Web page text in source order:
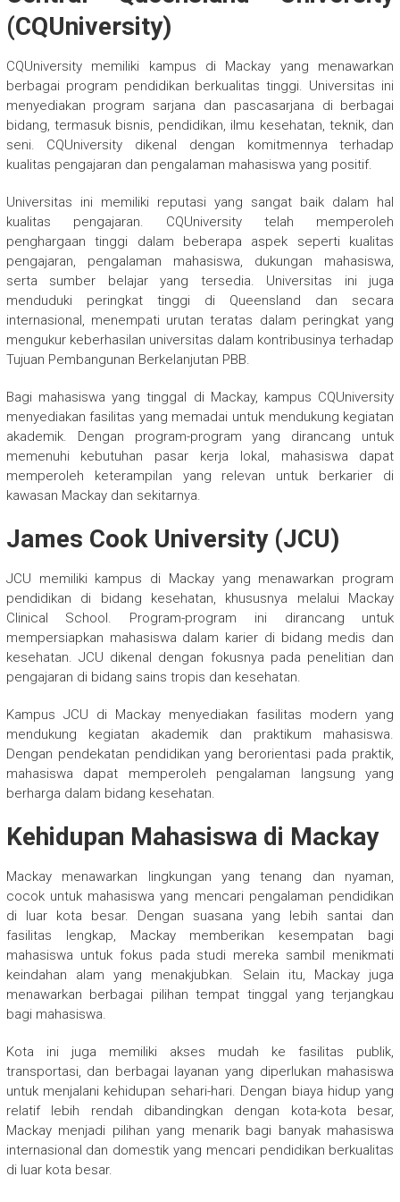
(CQUniversity)
CQUniversity memiliki kampus di Mackay yang menawarkan
berbagai program pendidikan berkualitas tinggi. Universitas ini
menyediakan program sarjana dan pascasarjana di berbagai
bidang, termasuk bisnis, pendidikan, ilmu kesehatan, teknik, dan
seni. CQUniversity dikenal dengan komitmennya terhadap
kualitas pengajaran dan pengalaman mahasiswa yang positif.
Universitas ini memiliki reputasi yang sangat baik dalam hal
kualitas pengajaran. CQUniversity telah memperoleh
penghargaan tinggi dalam beberapa aspek seperti kualitas
pengajaran, pengalaman mahasiswa, dukungan mahasiswa,
serta sumber belajar yang tersedia. Universitas ini juga
menduduki peringkat tinggi di Queensland dan secara
internasional, menempati urutan teratas dalam peringkat yang
mengukur keberhasilan universitas dalam kontribusinya terhadap
Tujuan Pembangunan Berkelanjutan PBB.
Bagi mahasiswa yang tinggal di Mackay, kampus CQUniversity
menyediakan fasilitas yang memadai untuk mendukung kegiatan
akademik. Dengan program-program yang dirancang untuk
memenuhi kebutuhan pasar kerja lokal, mahasiswa dapat
memperoleh keterampilan yang relevan untuk berkarier di
kawasan Mackay dan sekitarnya.
James Cook University (JCU)
JCU memiliki kampus di Mackay yang menawarkan program
pendidikan di bidang kesehatan, khususnya melalui Mackay
Clinical School. Program-program ini dirancang untuk
mempersiapkan mahasiswa dalam karier di bidang medis dan
kesehatan. JCU dikenal dengan fokusnya pada penelitian dan
pengajaran di bidang sains tropis dan kesehatan.
Kampus JCU di Mackay menyediakan fasilitas modern yang
mendukung kegiatan akademik dan praktikum mahasiswa.
Dengan pendekatan pendidikan yang berorientasi pada praktik,
mahasiswa dapat memperoleh pengalaman langsung yang
berharga dalam bidang kesehatan.
Kehidupan Mahasiswa di Mackay
Mackay menawarkan lingkungan yang tenang dan nyaman,
cocok untuk mahasiswa yang mencari pengalaman pendidikan
di luar kota besar. Dengan suasana yang lebih santai dan
fasilitas lengkap, Mackay memberikan kesempatan bagi
mahasiswa untuk fokus pada studi mereka sambil menikmati
keindahan alam yang menakjubkan. Selain itu, Mackay juga
menawarkan berbagai pilihan tempat tinggal yang terjangkau
bagi mahasiswa.
Kota ini juga memiliki akses mudah ke fasilitas publik,
transportasi, dan berbagai layanan yang diperlukan mahasiswa
untuk menjalani kehidupan sehari-hari. Dengan biaya hidup yang
relatif lebih rendah dibandingkan dengan kota-kota besar,
Mackay menjadi pilihan yang menarik bagi banyak mahasiswa
internasional dan domestik yang mencari pendidikan berkualitas
di luar kota besar.